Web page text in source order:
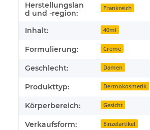
Herstellungslan
d und -region:
Frankreich
Inhalt: 40ml
Formulierung: Creme
Geschlecht: Damen
Produkttyp: Dermokosmetik
Körperbereich: Gesicht
Verkaufsform: Einzelartikel